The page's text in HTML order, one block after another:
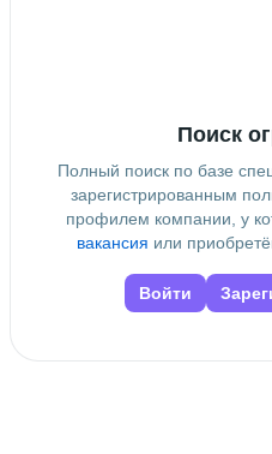
Поиск
Полный поиск по базе
зарегистрированным
профилем компании, у
вакансия или
Войти